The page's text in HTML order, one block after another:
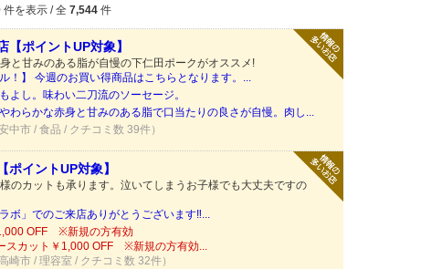
件を表示 / 全 7,544 件
ポイントUP対象】
と甘みのある脂が自慢の下仁田ポークがオススメ!
！】 今週のお買い得商品はこちらとなります。...
よし。味わい二刀流のソーセージ。
わらかな赤身と甘みのある脂で口当たりの良さが自慢。肉し...
安中市 / 食品 / クチコミ数 39件）
ポイントUP対象】
のカットも承ります。泣いてしまうお子様でも大丈夫ですの
ボ」でのご来店ありがとうございます‼️...
OFF ※新規の方有効
スカット￥1,000 OFF ※新規の方有効...
高崎市 / 理容室 / クチコミ数 32件）